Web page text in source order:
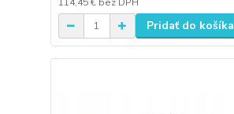
Pridať do košíka